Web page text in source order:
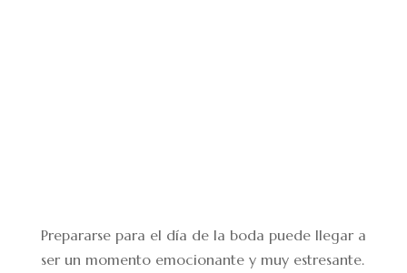
Prepararse para el día de la boda puede llegar a
ser un momento emocionante y muy estresante.